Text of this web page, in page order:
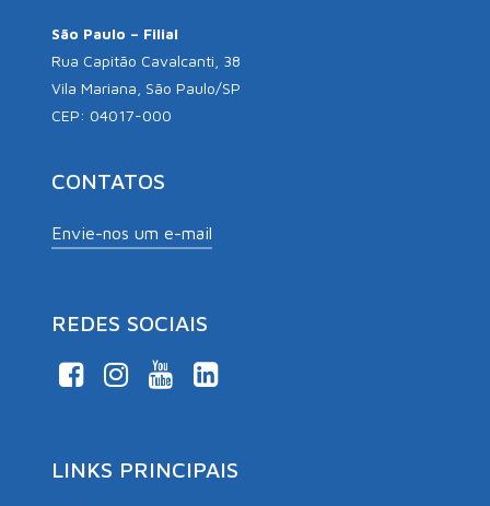
São Paulo – Filial
Rua Capitão Cavalcanti, 38
Vila Mariana, São Paulo/SP
CEP: 04017-000
CONTATOS
Envie-nos um e-mail
REDES SOCIAIS
LINKS PRINCIPAIS